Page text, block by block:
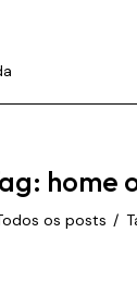
home
os posts